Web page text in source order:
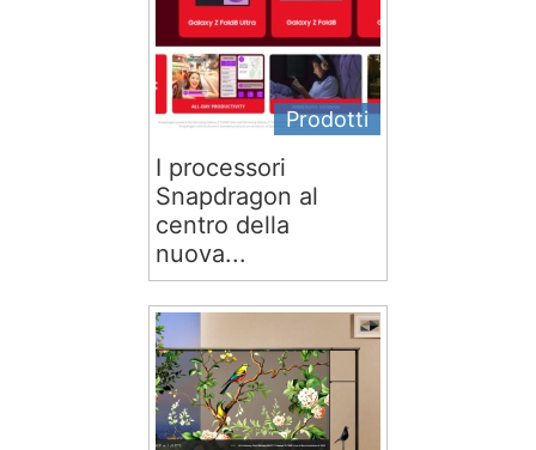
Prodotti
I processori
Snapdragon al
centro della
nuova...